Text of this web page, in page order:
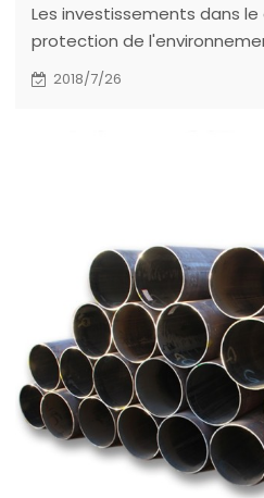
Les investissements dans
protection de
sidérurgique vont encore
2018/7/26